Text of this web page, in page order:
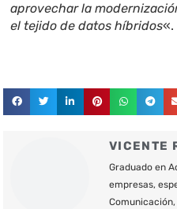
aprovechar la
el tejido de datos híbridos«.
VICENTE
Graduado en
empresas,